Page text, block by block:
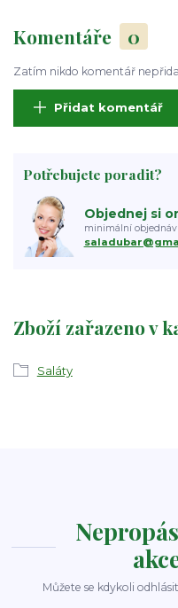
Komentáře 0
Zatím nikdo komentář
Přidat komentář
Zboží zařazeno v
Saláty
Potřebujete poradit?
Objednej si
minimální
Můžete se kdykoli